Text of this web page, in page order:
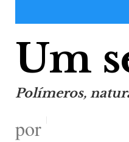
Um
Polímeros,
por